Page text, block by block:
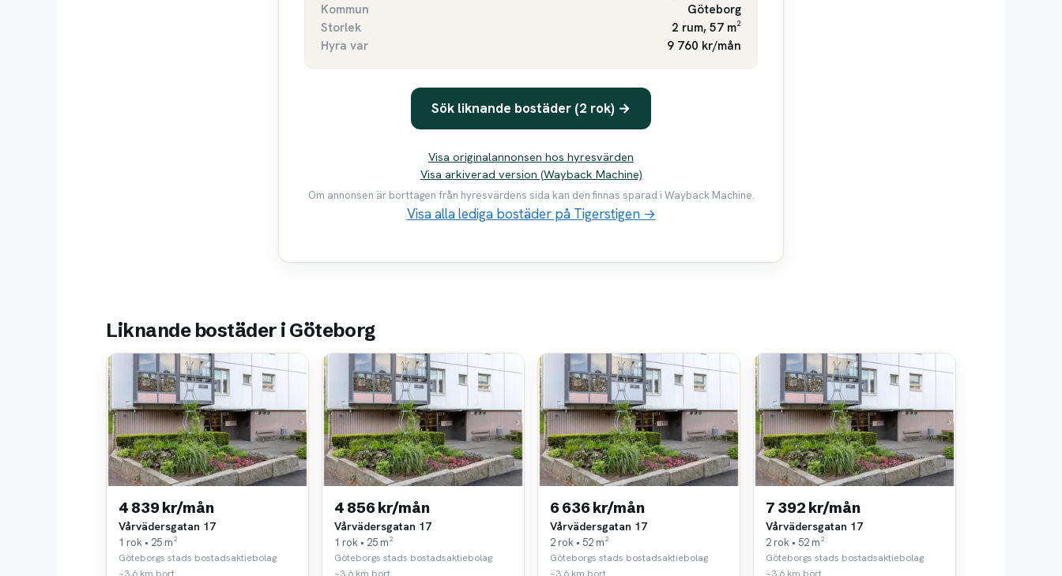
Kommun
Göteborg
Storlek
2 rum, 57 m²
Hyra var
9 760 kr/mån
Sök liknande bostäder (2 rok) →
Visa originalannonsen hos hyresvärden
Visa arkiverad version (Wayback Machine)
Om annonsen är borttagen från hyresvärdens sida kan den finnas sparad i Wayback Machine.
Visa alla lediga bostäder på Tigerstigen →
Liknande bostäder i Göteborg
4 839 kr/mån
Vårvädersgatan 17
1 rok • 25 m²
Göteborgs stads bostadsaktiebolag
~3,6 km bort
4 856 kr/mån
Vårvädersgatan 17
1 rok • 25 m²
Göteborgs stads bostadsaktiebolag
~3,6 km bort
6 636 kr/mån
Vårvädersgatan 17
2 rok • 52 m²
Göteborgs stads bostadsaktiebolag
~3,6 km bort
7 392 kr/mån
Vårvädersgatan 17
2 rok • 52 m²
Göteborgs stads bostadsaktiebolag
~3,6 km bort